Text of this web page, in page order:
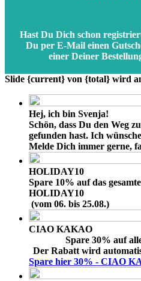
Hast Du Dich schon
Du per E-Mail einen
einer Deiner
Slide {current} von {total} wird
Hej, ich bin Svenja!
Schön, dass Du den Weg
gefunden hast. Ich
Melde Dich immer gerne,
HOLIDAY10
Spare 10% auf das
HOLIDAY10
(vom 06. bis 25.08.)
CIAO KAKAO
Spare 30% auf
Der Rabatt wird
Spare hier 30% - CIAO